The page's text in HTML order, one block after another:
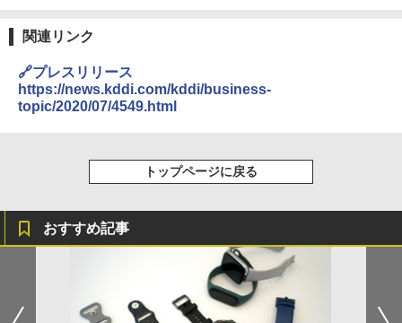
関連リンク
🔗プレスリリース
https://news.kddi.com/kddi/business-
topic/2020/07/4549.html
トップページに戻る
おすすめ記事